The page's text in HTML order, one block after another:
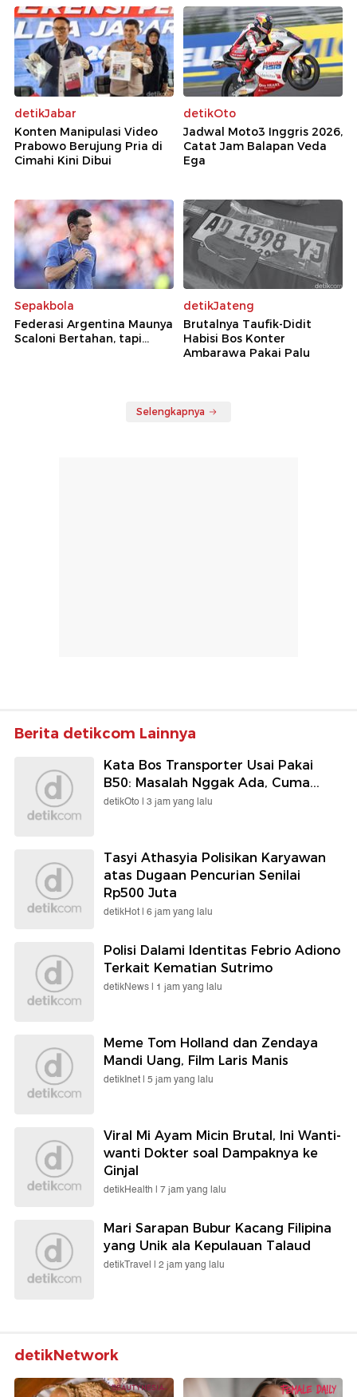
detikJabar
Konten Manipulasi Video
Prabowo Berujung Pria di
Cimahi Kini Dibui
detikOto
Jadwal Moto3 Inggris 2026,
Catat Jam Balapan Veda
Ega
Sepakbola
Federasi Argentina Maunya
Scaloni Bertahan, tapi...
detikJateng
Brutalnya Taufik-Didit
Habisi Bos Konter
Ambarawa Pakai Palu
Selengkapnya
Berita detikcom Lainnya
Kata Bos Transporter Usai Pakai
B50: Masalah Nggak Ada, Cuma...
detikOto | 3 jam yang lalu
Tasyi Athasyia Polisikan Karyawan
atas Dugaan Pencurian Senilai
Rp500 Juta
detikHot | 6 jam yang lalu
Polisi Dalami Identitas Febrio Adiono
Terkait Kematian Sutrimo
detikNews | 1 jam yang lalu
Meme Tom Holland dan Zendaya
Mandi Uang, Film Laris Manis
detikInet | 5 jam yang lalu
Viral Mi Ayam Micin Brutal, Ini Wanti-
wanti Dokter soal Dampaknya ke
Ginjal
detikHealth | 7 jam yang lalu
Mari Sarapan Bubur Kacang Filipina
yang Unik ala Kepulauan Talaud
detikTravel | 2 jam yang lalu
detikNetwork